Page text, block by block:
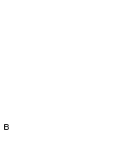
в